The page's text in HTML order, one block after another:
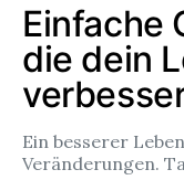
Einfache
die dein
Ein besserer
Veränderungen.